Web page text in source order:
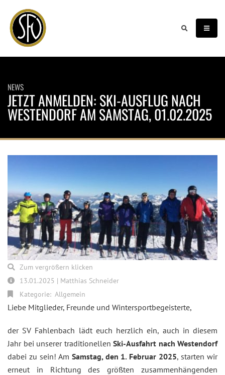
NEWS
JETZT ANMELDEN: SKI-AUSFLUG NACH
WESTENDORF AM SAMSTAG, 01.02.2025
Liebe Mitglieder, Freunde und Wintersportbegeisterte,
der SV Fahlenbach lädt euch herzlich ein, auch in diesem
Jahr bei unserer traditionellen Ski-Ausfahrt nach Westendorf
dabei zu sein! Am Samstag, den 1. Februar 2025, starten wir
erneut in Richtung des größten zusammenhängenden
Zum vergrößern klicken
13.01.2025 | Matthias Schneider
Kategorie: Allgemein